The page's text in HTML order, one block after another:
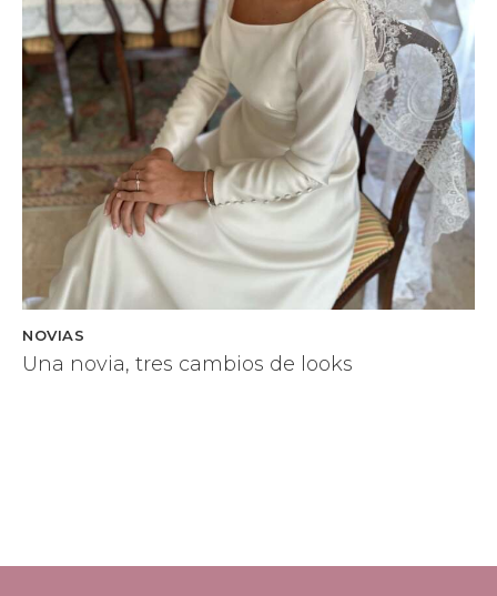
NOVIAS
Una novia, tres cambios de looks